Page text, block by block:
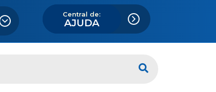
Central de:
AJUDA